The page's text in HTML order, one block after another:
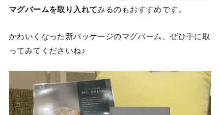
マグバームを取り入れてみるのもおすすめです。
かわいくなった新パッケージのマグバーム、ぜひ手に取
ってみてくださいね♪